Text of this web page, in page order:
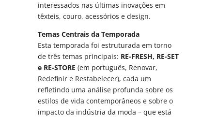
interessados nas últimas inovações em
têxteis, couro, acessórios e design.
Temas Centrais da Temporada
Esta temporada foi estruturada em torno
de três temas principais: RE-FRESH, RE-SET
e RE-STORE (em português, Renovar,
Redefinir e Restabelecer), cada um
refletindo uma análise profunda sobre os
estilos de vida contemporâneos e sobre o
impacto da indústria da moda – que está